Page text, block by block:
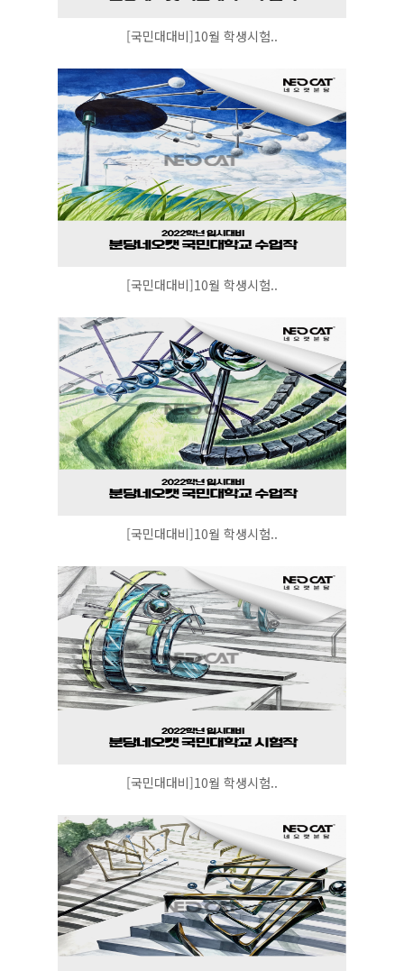
[국민대대비]10월 학생시험..
[국민대대비]10월 학생시험..
[국민대대비]10월 학생시험..
[국민대대비]10월 학생시험..